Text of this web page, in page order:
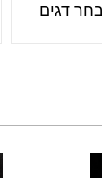
דגים